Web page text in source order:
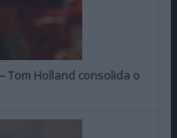
Tom Holland consolida o